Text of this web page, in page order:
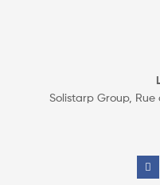
Solistarp Group, Rue